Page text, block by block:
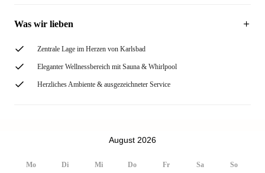
Was wir lieben
Zentrale Lage im Herzen von Karlsbad
Eleganter Wellnessbereich mit Sauna & Whirlpool
Herzliches Ambiente & ausgezeichneter Service
August 2026
Mo Di Mi Do Fr Sa So